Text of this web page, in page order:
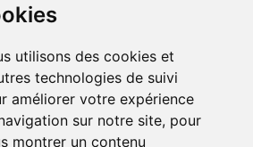
utilisons des cookies et
technologies de suivi
améliorer votre expérience
sur notre site, pour
montrer un contenu